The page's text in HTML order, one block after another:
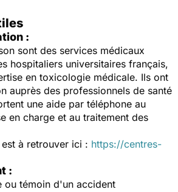
:
sont des services médicaux
hospitaliers universitaires français,
en toxicologie médicale. Ils ont
auprès des professionnels de santé
une aide par téléphone au
en charge et au traitement des
à retrouver ici : https://centres-
:
ou témoin d'un accident